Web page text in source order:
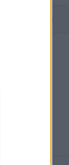
HIRDETÉS